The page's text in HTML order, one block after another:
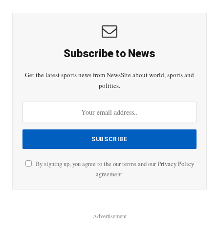
Subscribe to News
Get the latest sports news from NewsSite about world, sports and
politics.
By signing up, you agree to the our terms and ourPrivacy Policy
agreement.
Advertisement